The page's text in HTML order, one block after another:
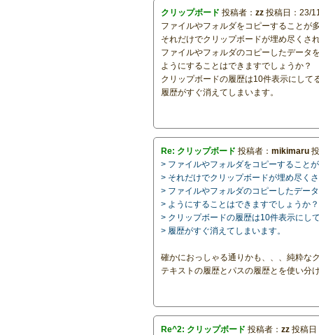
クリップボード 投稿者：zz 投稿日：23/
ファイルやフォルダをコピーすることが
それだけでクリップボードが埋め尽くさ
ファイルやフォルダのコピーしたデータ
ようにすることはできますでしょうか？
クリップボードの履歴は10件表示にして
履歴がすぐ消えてしまいます。
Re: クリップボード 投稿者：mikimaru
> ファイルやフォルダをコピーすること
> それだけでクリップボードが埋め尽く
> ファイルやフォルダのコピーしたデー
> ようにすることはできますでしょうか？
> クリップボードの履歴は10件表示にし
> 履歴がすぐ消えてしまいます。
確かにおっしゃる通りかも、、、純粋な
テキストの履歴とパスの履歴とを使い分
Re^2: クリップボード 投稿者：zz 投稿